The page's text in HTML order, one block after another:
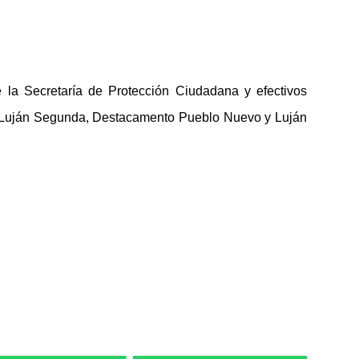
Secretaría de Protección Ciudadana y efectivos
Segunda, Destacamento Pueblo Nuevo y Luján